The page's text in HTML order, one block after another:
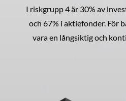
I riskgrupp 4 är 30% av
och 67% i aktiefonder. För
vara en långsiktig och